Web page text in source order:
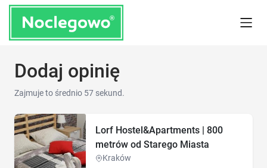
Dodaj opinię
Zajmuje to średnio 57 sekund.
Lorf Hostel&Apartments | 800
metrów od Starego Miasta
Kraków